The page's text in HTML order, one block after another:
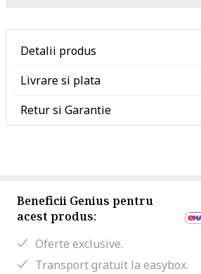
Detalii produs
Livrare si plata
Retur si Garantie
Beneficii Genius pentru
acest produs:
Oferte exclusive.
Transport gratuit la easybox.